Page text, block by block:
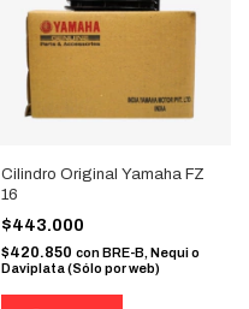
Cilindro Original Yamaha FZ
16
$443.000
$420.850 con BRE-B, Nequi o
Daviplata (Sólo por web)